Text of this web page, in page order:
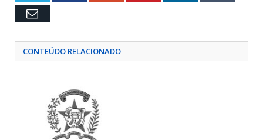
Email
CONTEÚDO RELACIONADO